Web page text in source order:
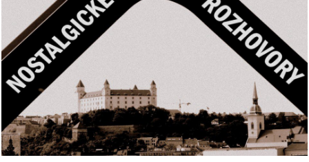
blogy
rozhovory
fotky
protesty